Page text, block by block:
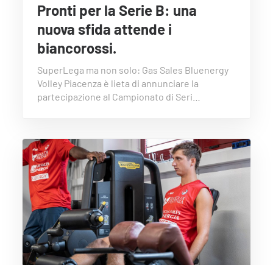
Pronti per la Serie B: una
nuova sfida attende i
biancorossi.
SuperLega ma non solo: Gas Sales Bluenergy
Volley Piacenza è lieta di annunciare la
partecipazione al Campionato di Seri…